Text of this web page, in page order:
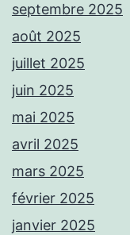
septembre 2025
août 2025
juillet 2025
juin 2025
mai 2025
avril 2025
mars 2025
février 2025
janvier 2025